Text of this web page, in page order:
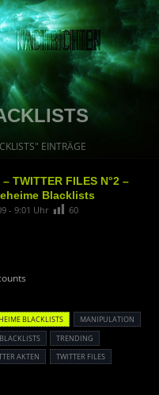
EINTRÄGE
TWITTER FILES N°2 –
Blacklists
- 9:01 Uhr 60
BLACKLISTS
MANIPULATION
TRENDING
AKTEN
TWITTER FILES